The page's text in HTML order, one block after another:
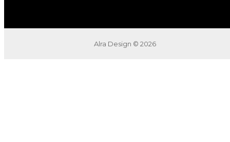
Alra Design © 2026